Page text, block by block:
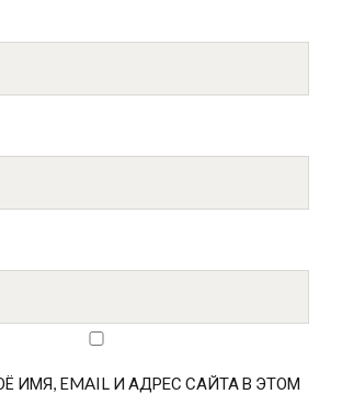
ИМЯ, EMAIL И АДРЕС САЙТА В ЭТОМ